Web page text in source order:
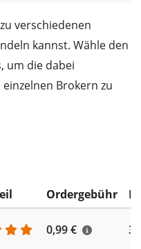
verschiedenen
kannst. Wähle den
um die dabei
Brokern zu
Ordergebühr
0,99 €